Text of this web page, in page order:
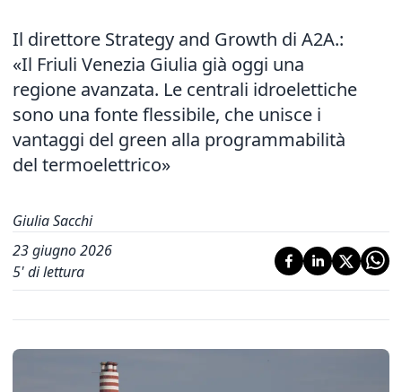
Il direttore Strategy and Growth di A2A.:
«Il Friuli Venezia Giulia già oggi una
regione avanzata. Le centrali idroelettiche
sono una fonte flessibile, che unisce i
vantaggi del green alla programmabilità
del termoelettrico»
Giulia Sacchi
23 giugno 2026
5' di lettura